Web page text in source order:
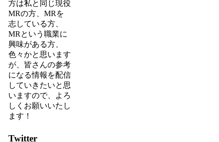
方は私と同じ現役
MRの方、MRを
志している方、
MRという職業に
興味がある方、
色々かと思います
が、 皆さんの参考
になる情報を配信
していきたいと思
いますので、よろ
しくお願いいたし
ます！
Twitter